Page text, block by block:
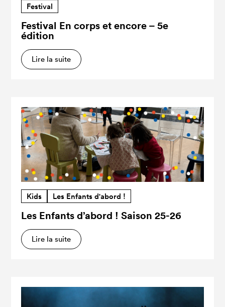
Festival
Festival En corps et encore – 5e
édition
Lire la suite
Kids Les Enfants d'abord !
Les Enfants d’abord ! Saison 25-26
Lire la suite